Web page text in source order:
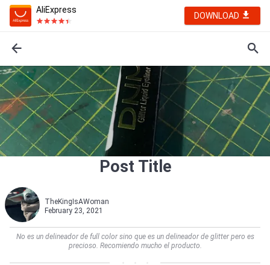
AliExpress
DOWNLOAD
Post Title
TheKingIsAWoman
February 23, 2021
No es un delineador de full color sino que es un delineador de glitter pero es
precioso. Recomiendo mucho el producto.